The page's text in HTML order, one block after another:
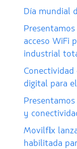
Día mundial
acceso WiFi
industrial
digital para
y
Movilflix
habilitada